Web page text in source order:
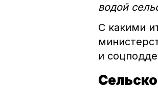
водой
С какими
и